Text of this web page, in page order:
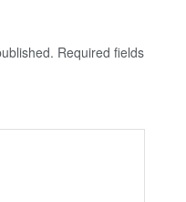
Required fields